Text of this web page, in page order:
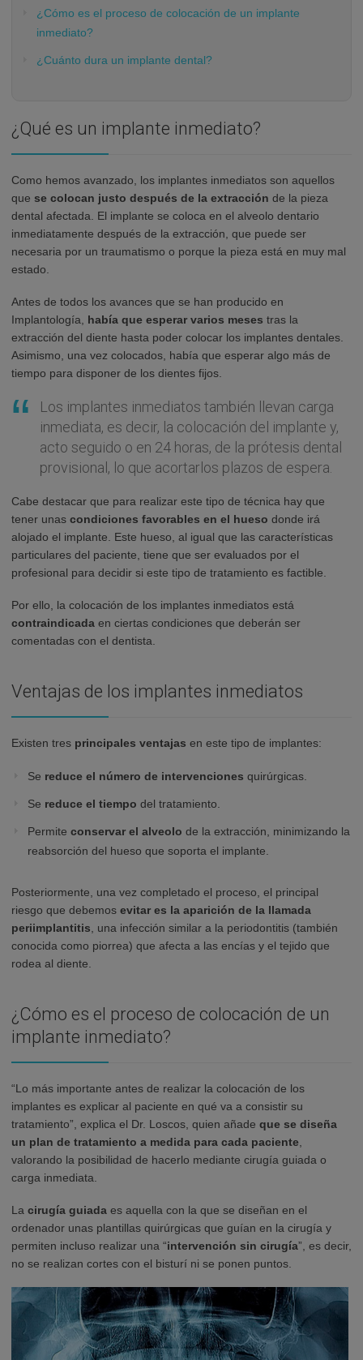
¿Cómo es el proceso de colocación de un implante
inmediato?
¿Cuánto dura un implante dental?
¿Qué es un implante inmediato?
Como hemos avanzado, los implantes inmediatos son aquellos
que se colocan justo después de la extracción de la pieza
dental afectada. El implante se coloca en el alveolo dentario
inmediatamente después de la extracción, que puede ser
necesaria por un traumatismo o porque la pieza está en muy mal
estado.
Antes de todos los avances que se han producido en
Implantología, había que esperar varios meses tras la
extracción del diente hasta poder colocar los implantes dentales.
Asimismo, una vez colocados, había que esperar algo más de
tiempo para disponer de los dientes fijos.
Los implantes inmediatos también llevan carga
inmediata, es decir, la colocación del implante y,
acto seguido o en 24 horas, de la prótesis dental
provisional, lo que acortarlos plazos de espera.
Cabe destacar que para realizar este tipo de técnica hay que
tener unas condiciones favorables en el hueso donde irá
alojado el implante. Este hueso, al igual que las características
particulares del paciente, tiene que ser evaluados por el
profesional para decidir si este tipo de tratamiento es factible.
Por ello, la colocación de los implantes inmediatos está
contraindicada en ciertas condiciones que deberán ser
comentadas con el dentista.
Ventajas de los implantes inmediatos
Existen tres principales ventajas en este tipo de implantes:
Se reduce el número de intervenciones quirúrgicas.
Se reduce el tiempo del tratamiento.
Permite conservar el alveolo de la extracción, minimizando la
reabsorción del hueso que soporta el implante.
Posteriormente, una vez completado el proceso, el principal
riesgo que debemos evitar es la aparición de la llamada
periimplantitis , una infección similar a la periodontitis (también
conocida como piorrea) que afecta a las encías y el tejido que
rodea al diente.
¿Cómo es el proceso de colocación de un
implante inmediato?
“Lo más importante antes de realizar la colocación de los
implantes es explicar al paciente en qué va a consistir su
tratamiento”, explica el Dr. Loscos, quien añade que se diseña
un plan de tratamiento a medida para cada paciente
valorando la posibilidad de hacerlo mediante cirugía guiada o
carga inmediata.
La cirugía guiada es aquella con la que se diseñan en el
ordenador unas plantillas quirúrgicas que guían en la cirugía y
permiten incluso realizar una “intervención sin cirugía”, es decir,
no se realizan cortes con el bisturí ni se ponen puntos.